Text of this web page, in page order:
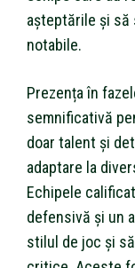
așteptările și să
notabile.
Prezența în
semnificativă
doar talent și
adaptare la
Echipele
defensivă și un
stilul de joc și